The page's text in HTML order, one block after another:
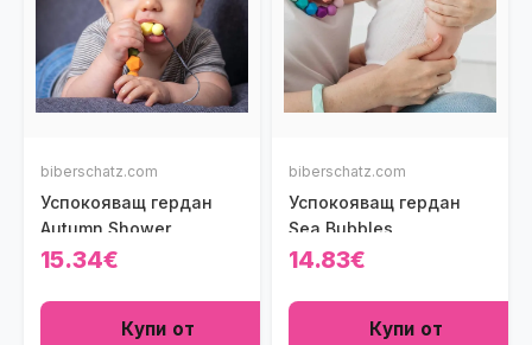
biberschatz.com
Успокояващ гердан
Autumn Shower
15.34€
Купи от
biberschatz.com
Успокояващ гердан
Sea Bubbles
14.83€
Купи от